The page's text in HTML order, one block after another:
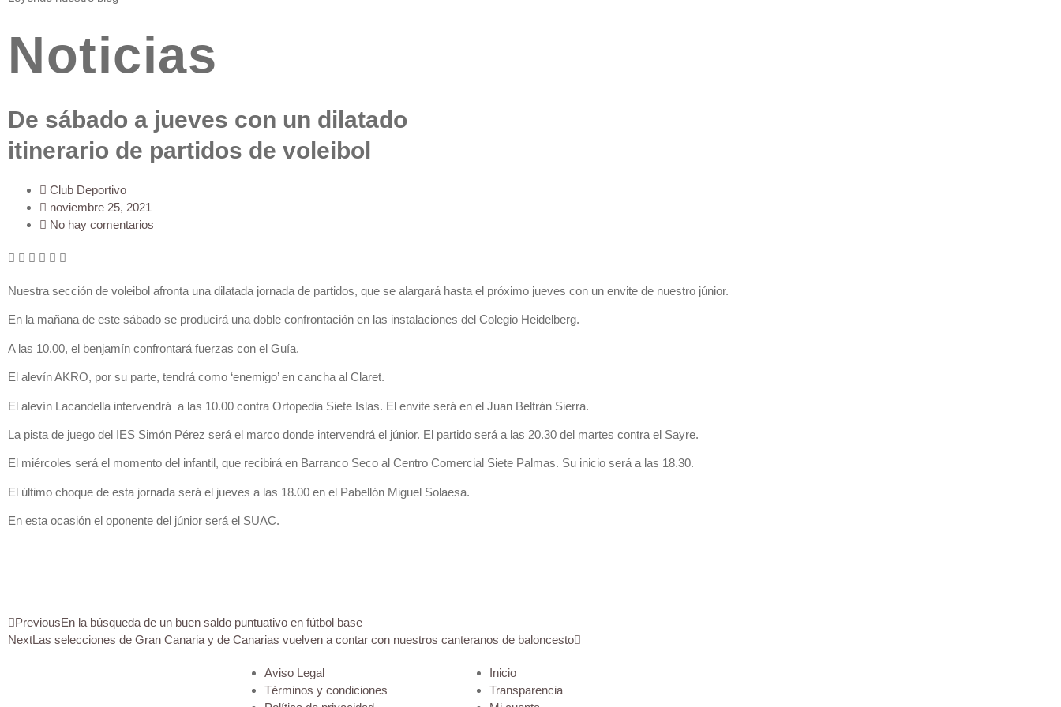
Noticias
De sábado a jueves con un dilatado
itinerario de partidos de voleibol
Club Deportivo
noviembre 25, 2021
No hay comentarios
Nuestra sección de voleibol afronta una dilatada jornada de partidos, que se alargará hasta el próximo jueves con un envite de nuestro júnior.
En la mañana de este sábado se producirá una doble confrontación en las instalaciones del Colegio Heidelberg.
A las 10.00, el benjamín confrontará fuerzas con el Guía.
El alevín AKRO, por su parte, tendrá como ‘enemigo’ en cancha al Claret.
El alevín Lacandella intervendrá a las 10.00 contra Ortopedia Siete Islas. El envite será en el Juan Beltrán Sierra.
La pista de juego del IES Simón Pérez será el marco donde intervendrá el júnior. El partido será a las 20.30 del martes contra el Sayre.
El miércoles será el momento del infantil, que recibirá en Barranco Seco al Centro Comercial Siete Palmas. Su inicio será a las 18.30.
El último choque de esta jornada será el jueves a las 18.00 en el Pabellón Miguel Solaesa.
En esta ocasión el oponente del júnior será el SUAC.
PreviousEn la búsqueda de un buen saldo puntuativo en fútbol base
NextLas selecciones de Gran Canaria y de Canarias vuelven a contar con nuestros canteranos de baloncesto
Aviso Legal
Términos y condiciones
Inicio
Transparencia